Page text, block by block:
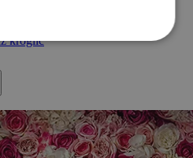
kroglic